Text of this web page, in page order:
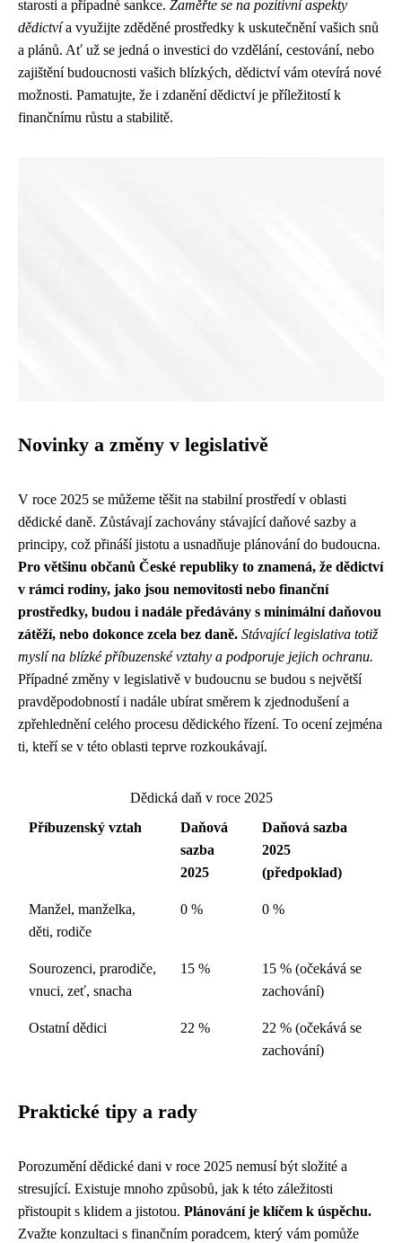
starosti a případné sankce. Zaměřte se na pozitivní aspekty
dědictvía využijte zděděné prostředky k uskutečnění vašich snů
a plánů. Ať už se jedná o investici do vzdělání, cestování, nebo
zajištění budoucnosti vašich blízkých, dědictví vám otevírá nové
možnosti. Pamatujte, že i zdanění dědictví je příležitostí k
finančnímu růstu a stabilitě.
Novinky a změny v legislativě
V roce 2025 se můžeme těšit na stabilní prostředí v oblasti
dědické daně. Zůstávají zachovány stávající daňové sazby a
principy, což přináší jistotu a usnadňuje plánování do budoucna.
Pro většinu občanů České republiky to znamená, že dědictví
v rámci rodiny, jako jsou nemovitosti nebo finanční
prostředky, budou i nadále předávány s minimální daňovou
zátěží, nebo dokonce zcela bez daně. Stávající legislativa totiž
myslí na blízké příbuzenské vztahy a podporuje jejich ochranu.
Případné změny v legislativě v budoucnu se budou s největší
pravděpodobností i nadále ubírat směrem k zjednodušení a
zpřehlednění celého procesu dědického řízení. To ocení zejména
ti, kteří se v této oblasti teprve rozkoukávají.
Dědická daň v roce 2025
Příbuzenský vztah
Daňová
sazba
2025
Daňová sazba
2025
(předpoklad)
Manžel, manželka,
děti, rodiče
0 % 0 %
Sourozenci, prarodiče,
vnuci, zeť, snacha
15 %
15 % (očekává se
zachování)
Ostatní dědici 22 %
22 % (očekává se
zachování)
Praktické tipy a rady
Porozumění dědické dani v roce 2025 nemusí být složité a
stresující. Existuje mnoho způsobů, jak k této záležitosti
přistoupit s klidem a jistotou. Plánování je klíčem k úspěchu.
Zvažte konzultaci s finančním poradcem, který vám pomůže